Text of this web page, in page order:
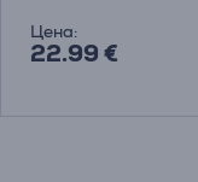
Цена:
22.99 €